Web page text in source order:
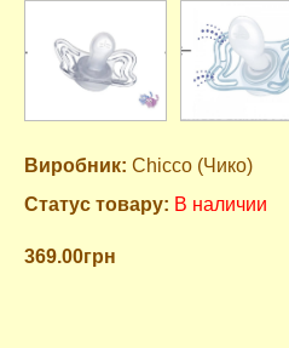
Виробник: Chicco (Чико)
Статус товару: В наличии
369.00грн